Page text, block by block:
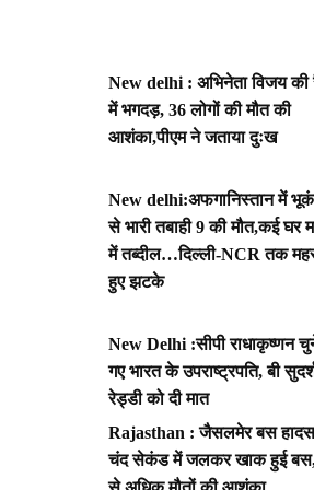
New delhi : अभिनेता विजय की
में भगदड़, 36 लोगों की मौत की
आशंका,पीएम ने जताया दुःख
New delhi:अफगानिस्तान में
से भारी तबाही 9 की मौत,कई घर
में तब्दील…दिल्ली-NCR तक
हुए झटके
New Delhi :सीपी राधाकृष्णन
गए भारत के उपराष्ट्रपति, बी
रेड्डी को दी मात
Rajasthan : जैसलमेर बस
चंद सेकंड में जलकर खाक हुई